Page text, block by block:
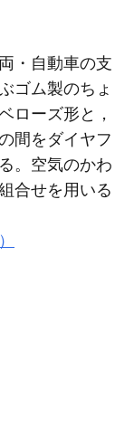
・自動車の支
ゴム製のちょ
ローズ形と，
間をダイヤフ
。空気のかわ
合せを用いる